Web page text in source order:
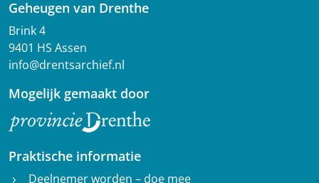
Geheugen van Drenthe
Brink 4
9401 HS Assen
info@drentsarchief.nl
Mogelijk gemaakt door
Praktische informatie
chevron_right Deelnemer worden – doe mee